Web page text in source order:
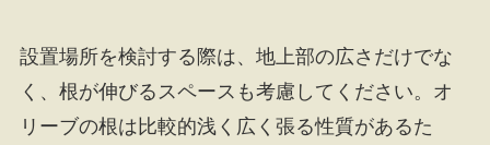
設置場所を検討する際は、地上部の広さだけでな
く、根が伸びるスペースも考慮してください。オ
リーブの根は比較的浅く広く張る性質があるた